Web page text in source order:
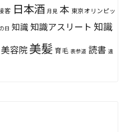
客 日本酒 月見 本 東京オリンピッ
日 知識 知識アスリート 知識
美容院美髪 育毛 表参道 読書 遠